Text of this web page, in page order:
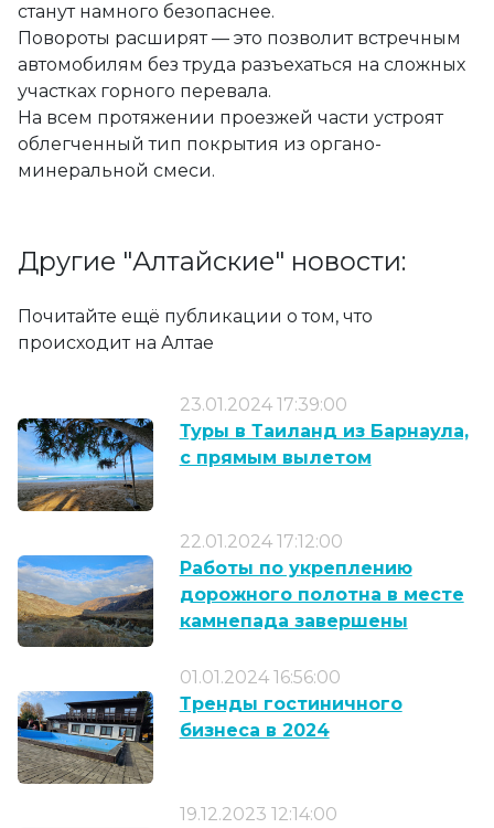
станут намного безопаснее.
Повороты расширят — это позволит встречным
автомобилям без труда разъехаться на сложных
участках горного перевала.
На всем протяжении проезжей части устроят
облегченный тип покрытия из органо-
минеральной смеси.
Другие "Алтайские" новости:
Почитайте ещё публикации о том, что
происходит на Алтае
23.01.2024 17:39:00
Туры в Таиланд из Барнаула,
с прямым вылетом
22.01.2024 17:12:00
Работы по укреплению
дорожного полотна в месте
камнепада завершены
01.01.2024 16:56:00
Тренды гостиничного
бизнеса в 2024
19.12.2023 12:14:00